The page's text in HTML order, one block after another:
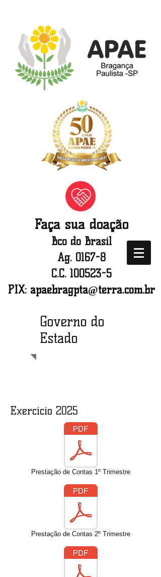
Faça sua doação
Bco do Brasil
Ag. 0167-8
C.C. 100523-5
PIX: apaebragpta@terra.com.br
Governo do
Estado
Exercício 2025
Prestação de Contas 1º Trimestre
Prestação de Contas 2º Trimestre